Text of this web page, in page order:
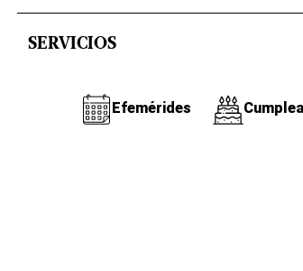
SERVICIOS
Efemérides